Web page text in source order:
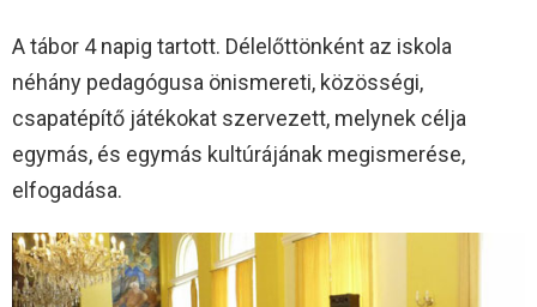
A tábor 4 napig tartott. Délelőttönként az iskola
néhány pedagógusa önismereti, közösségi,
csapatépítő játékokat szervezett, melynek célja
egymás, és egymás kultúrájának megismerése,
elfogadása.